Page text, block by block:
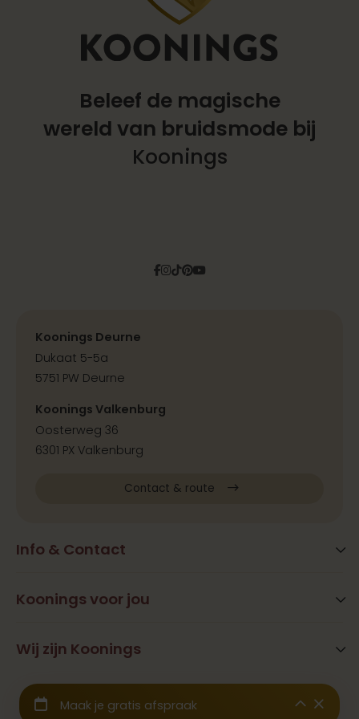
Beleef de magische
wereld van bruidsmode bij
Koonings
Facebook
Instagram
Tiktok
Pinterest
YouTube
Info & Contact
FAQ
Vestigingen
Samenwerkingen & Pers
Koonings voor jou
Beauty
Trouwjurken
Wij zijn Koonings
Geschiedenis
Koonings Deurne
Dukaat 5-5a
5751 PW Deurne
Koonings Valkenburg
Oosterweg 36
6301 PX Valkenburg
Contact & route
Wij zijn aangesloten bij het
CBW Garantiefonds